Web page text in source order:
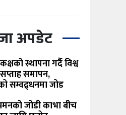
अपडेट
स्थापना गर्दै विश्व
समापन,
सम्वद्र्धनमा जोड
जोडी काभा बीच